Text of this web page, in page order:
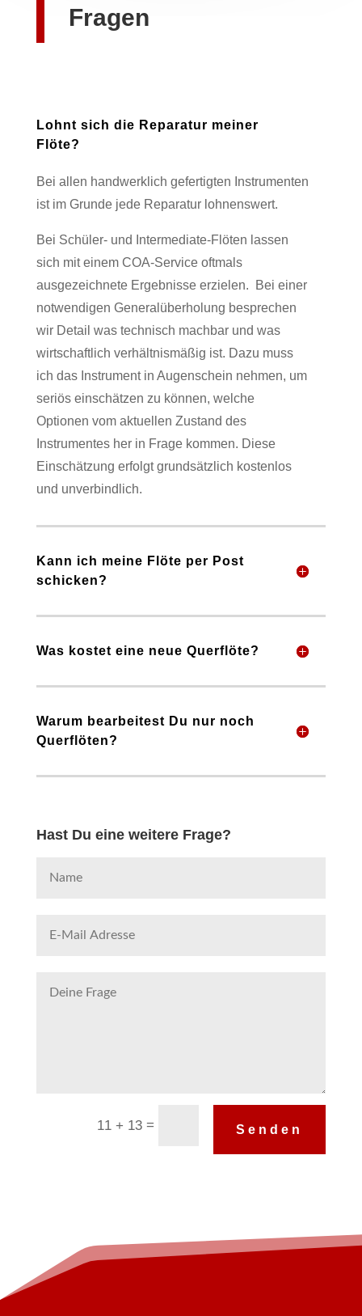
Fragen
Lohnt sich die Reparatur meiner
Flöte?
Bei allen handwerklich gefertigten Instrumenten
ist im Grunde jede Reparatur lohnenswert.
Bei Schüler- und Intermediate-Flöten lassen
sich mit einem COA-Service oftmals
ausgezeichnete Ergebnisse erzielen.
Bei einer
notwendigen Generalüberholung besprechen
wir Detail was technisch machbar und was
wirtschaftlich verhältnismäßig ist. Dazu muss
ich das Instrument in Augenschein nehmen, um
seriös einschätzen zu können, welche
Optionen vom aktuellen Zustand des
Instrumentes her in Frage kommen. Diese
Einschätzung erfolgt grundsätzlich kostenlos
und unverbindlich.
Kann ich meine Flöte per Post
schicken?
Was kostet eine neue Querflöte?
Warum bearbeitest Du nur noch
Querflöten?
Hast Du eine weitere Frage?
11 + 13 = Senden